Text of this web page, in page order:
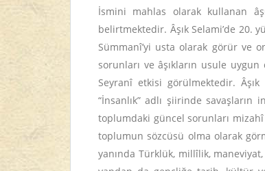
İsmini mahlas olarak kullanan
belirtmektedir. Âşık Selami’de 20.
Sümmanî’yi usta olarak görür ve
sorunları ve âşıkların usule uygun
Seyranî etkisi görülmektedir.
“İnsanlık” adlı şiirinde
toplumdaki güncel sorunları
toplumun sözcüsü olma olarak
yanında Türklük, millîlik,